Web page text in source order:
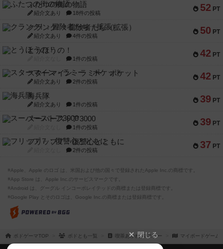
52 PT
ふたつの街の物語
紹介文あり 18件の投稿
50 PT
クランク! ：冒険者たち（拡張）
紹介文あり 4件の投稿
42 PT
とうほうの！
1件の投稿
42 PT
スターマイン・ラミー ポケット
紹介文あり 2件の投稿
39 PT
海兵隊
紹介文あり 1件の投稿
39 PT
スーパーストア3000
1件の投稿
37 PT
フリップ７：復讐心とともに
2件の投稿
※Apple、Apple のロゴ は、米国および他の国々で登録されたApple Inc.の商標です。
※App Store は、Apple Inc.のサービスマークです。
※Android は、グーグル インコーポレイテッドの商標または登録商標です。
※Google Play とそのロゴは、Google Inc.の商標または登録商標です。
ボドゲーマTOP ボドとも一覧 喫茶あかね･マスター マイボードゲーム
閉じる